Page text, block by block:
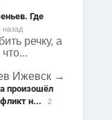
0
Где
назад
речку, а
Ижевск →
произошёл
н...
2